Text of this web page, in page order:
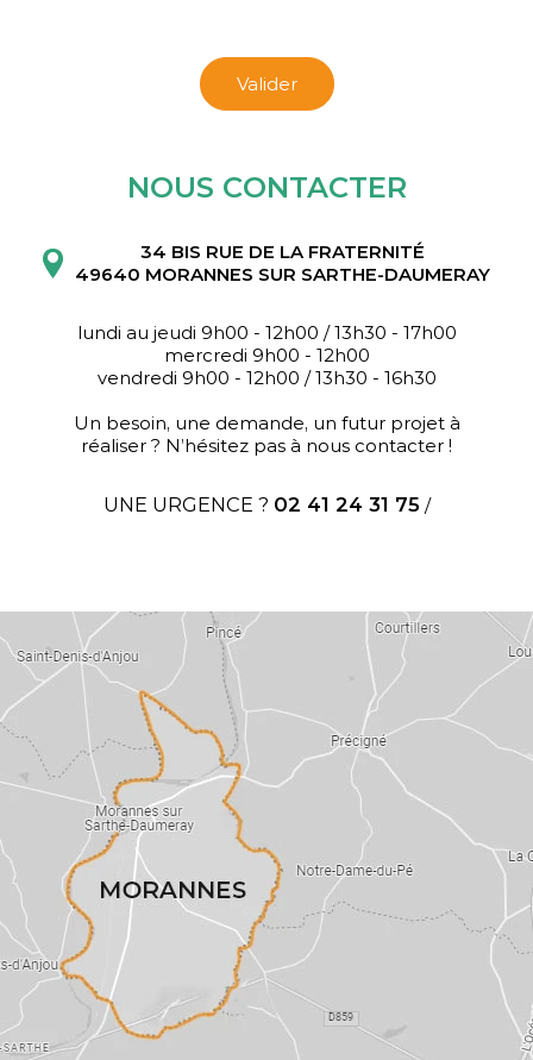
Valider
NOUS CONTACTER
34 BIS RUE DE LA FRATERNITÉ
49640 MORANNES SUR SARTHE-DAUMERAY
lundi au jeudi 9h00 - 12h00 / 13h30 - 17h00
mercredi 9h00 - 12h00
vendredi 9h00 - 12h00 / 13h30 - 16h30
Un besoin, une demande, un futur projet à
réaliser ? N’hésitez pas à nous contacter !
UNE URGENCE ? 02 41 24 31 75 /